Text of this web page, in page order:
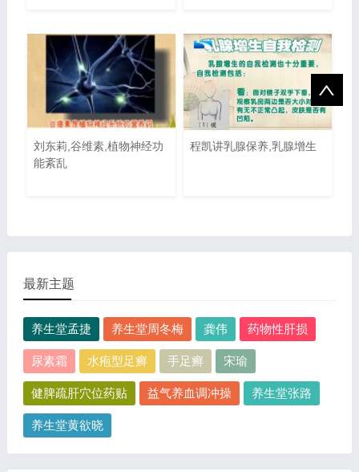
刘东莉,谷维素,植物神经功
能紊乱
程凯讲乳腺保养,乳腺增生
最新主题
养生堂孟捷 养生堂周冬梅 龚伟 药物性肝损
尿素霜 水疱型足癣 手足癣 宋瑜
健脾疏肝穴位药贴 益气养血调冲操 养生堂张路
养生堂黄欲晓